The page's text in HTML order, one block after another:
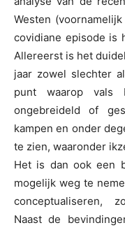
Westen
covidiane episode is
Allereerst is het
jaar zowel slechter
punt waarop vals
ongebreideld of
kampen en onder
te zien, waaronder
Het is dan ook een
mogelijk weg te
conceptualiseren,
Naast de